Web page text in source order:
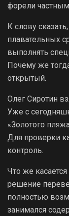
форели
К слову
плавательных
выполнять
Почему же
открытый.
Олег Сиротин
Уже с
«Золотого
Для проверки
контроль.
Что же
решение
полностью
занимался